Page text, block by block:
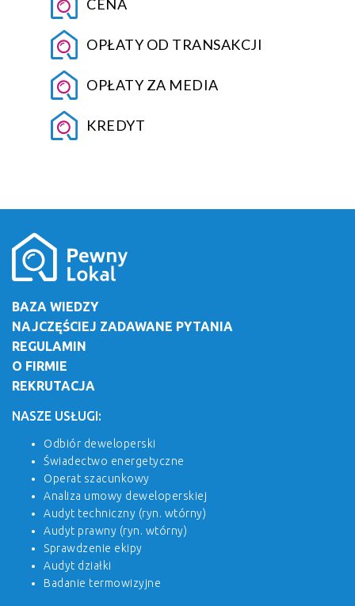
CENA
OPŁATY OD TRANSAKCJI
OPŁATY ZA MEDIA
KREDYT
BAZA WIEDZY
NAJCZĘŚCIEJ ZADAWANE PYTANIA
REGULAMIN
O FIRMIE
REKRUTACJA
NASZE USŁUGI:
Odbiór deweloperski
Świadectwo energetyczne
Operat szacunkowy
Analiza umowy deweloperskiej
Audyt techniczny (ryn. wtórny)
Audyt prawny (ryn. wtórny)
Sprawdzenie ekipy
Audyt działki
Badanie termowizyjne